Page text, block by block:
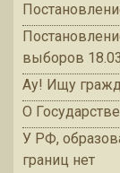
выборов
Ау! Ищу
О
У РФ,
границ нет